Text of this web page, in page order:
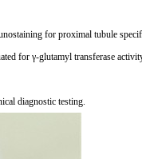
for proximal tubule
for γ-glutamyl transferase
diagnostic testing.